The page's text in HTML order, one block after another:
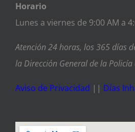
Horario
Lunes a viernes de 9:00 AM a
Atención 24 horas, los 365 días
la Dirección General de la
Aviso de Privacidad || Días